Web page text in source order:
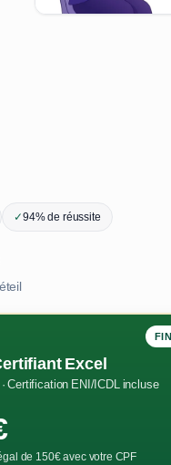
✓94% de réussite
Excel
Certification ENI/ICDL incluse
de 150€ avec votre CPF